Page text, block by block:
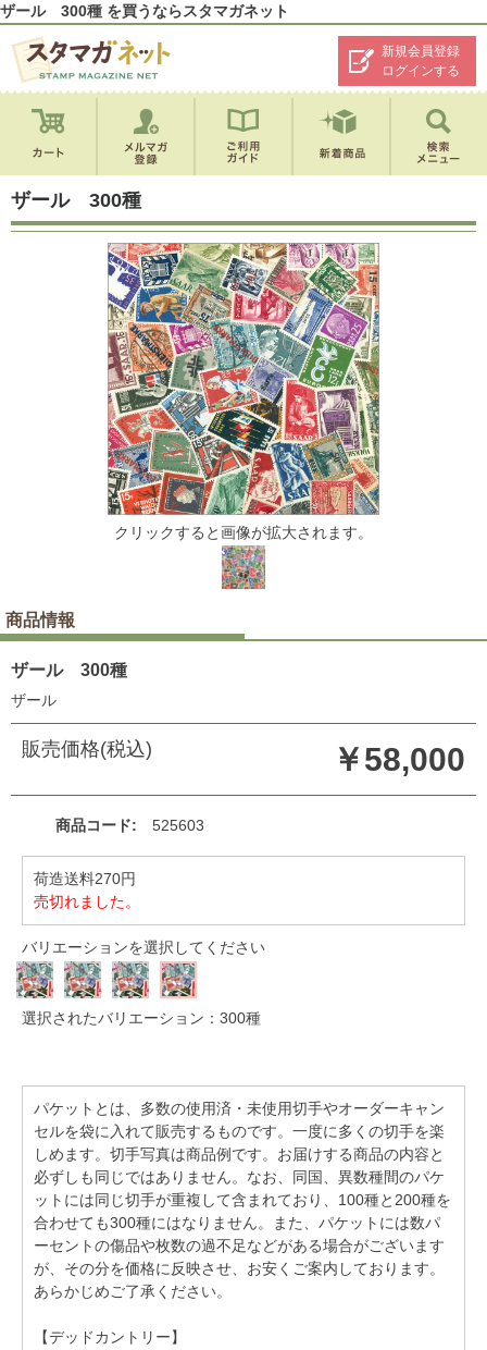
ザール 300種 を買うならスタマガネット
新規会員登録
ログインする
ザール 300種
クリックすると画像が拡大されます。
商品情報
ザール 300種
ザール
販売価格(税込) ￥58,000
商品コード 525603
荷造送料270円
売切れました。
バリエーションを選択してください
選択されたバリエーション：300種
パケットとは、多数の使用済・未使用切手やオーダーキャン
セルを袋に入れて販売するものです。一度に多くの切手を楽
しめます。切手写真は商品例です。お届けする商品の内容と
必ずしも同じではありません。なお、同国、異数種間のパケ
ットには同じ切手が重複して含まれており、100種と200種を
合わせても300種にはなりません。また、パケットには数パ
ーセントの傷品や枚数の過不足などがある場合がございます
が、その分を価格に反映させ、お安くご案内しております。
あらかじめご了承ください。
【デッドカントリー】